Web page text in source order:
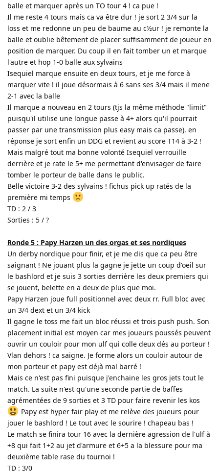
balle et marquer après un TO tour 4 ! ca pue !
Il me reste 4 tours mais ca va être dur ! je sort 2 3/4 sur la
loss et me redonne un peu de baume au c½ur ! je remonte la
balle et oublie bêtement de placer suffisamment de joueur en
position de marquer. Du coup il en fait tomber un et marque
l'autre et hop 1-0 balle aux sylvains
Isequiel marque ensuite en deux tours, et je me force à
marquer vite ! il joue désormais à 6 sans ses 3/4 mais il mene
2-1 avec la balle
Il marque a nouveau en 2 tours (tjs la même méthode "limit"
puisqu'il utilise une longue passe à 4+ alors qu'il pourrait
passer par une transmission plus easy mais ca passe). en
réponse je sort enfin un DDG et revient au score T14 à 3-2 !
Mais malgré tout ma bonne volonté Isequiel verrouille
derrière et je rate le 5+ me permettant d'envisager de faire
tomber le porteur de balle dans le public.
Belle victoire 3-2 des sylvains ! fichus pick up ratés de la
première mi temps
TD : 2 / 3
Sorties : 5 / ?
Ronde 5 : Papy Harzen un des orgas et ses nordiques
Un derby nordique pour finir, et je me dis que ca peu être
saignant ! Ne jouant plus la gagne je jette un coup d'oeil sur
le bashlord et je suis 3 sorties derrière les deux premiers qui
se jouent, belette en a deux de plus que moi.
Papy Harzen joue full positionnel avec deux rr. Full bloc avec
un 3/4 dext et un 3/4 kick
Il gagne le toss me fait un bloc réussi et trois push push. Son
placement initial est moyen car mes joueurs poussés peuvent
ouvrir un couloir pour mon ulf qui colle deux dés au porteur !
Vlan dehors ! ca saigne. Je forme alors un couloir autour de
mon porteur et papy est déjà mal barré !
Mais ce n'est pas fini puisque j'enchaine les gros jets tout le
match. La suite n'est qu'une seconde partie de baffes
agrémentées de 9 sorties et 3 TD pour faire revenir les kos
Papy est hyper fair play et me relève des joueurs pour
jouer le bashlord ! Le tout avec le sourire ! chapeau bas !
Le match se finira tour 16 avec la dernière agression de l'ulf à
+8 qui fait 1+2 au jet d'armure et 6+5 a la blessure pour ma
deuxième table rase du tournoi !
TD : 3/0